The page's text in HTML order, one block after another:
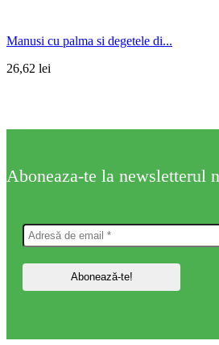
Manusi cu palma si degetele di...
26,62 lei
Aboneaza-te la newsletterul